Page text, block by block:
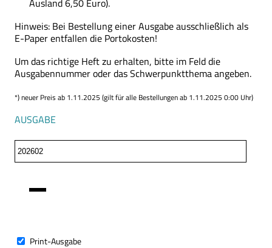
Ausland 6,50 Euro).
Hinweis: Bei Bestellung einer Ausgabe ausschließlich als
E-Paper entfallen die Portokosten!
Um das richtige Heft zu erhalten, bitte im Feld die
Ausgabennummer oder das Schwerpunktthema angeben.
*) neuer Preis ab 1.11.2025 (gilt für alle Bestellungen ab 1.11.2025 0:00 Uhr)
AUSGABE
TYP Print-Ausgabe